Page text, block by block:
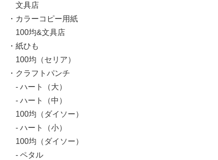
文具店
・カラーコピー用紙
100均&文具店
・紙ひも
100均（セリア）
・クラフトパンチ
- ハート（大）
- ハート（中）
100均（ダイソー）
- ハート（小）
100均（ダイソー）
- ペタル